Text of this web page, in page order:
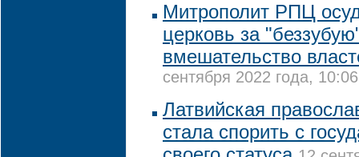
Митрополит РПЦ
церковь за
вмешательство
сентября 2022 года, 10:06
Латвийская
стала спорить с